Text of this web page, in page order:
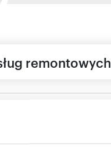
remontowych